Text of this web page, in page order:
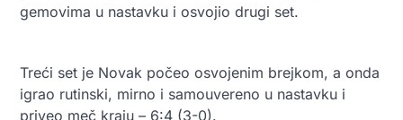
gemovima u nastavku i osvojio drugi set.
Treći set je Novak počeo osvojenim brejkom, a onda
igrao rutinski, mirno i samouvereno u nastavku i
priveo meč kraju – 6:4 (3-0).